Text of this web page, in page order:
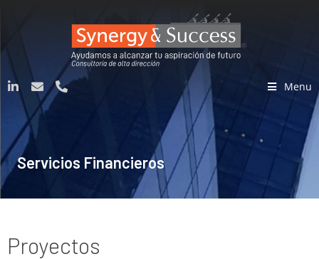
Menu
Servicios Financieros
Proyectos